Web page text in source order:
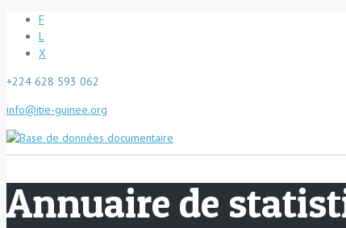
F
L
X
+224 628 593 062
info@itie-guinee.org
Annuaire de